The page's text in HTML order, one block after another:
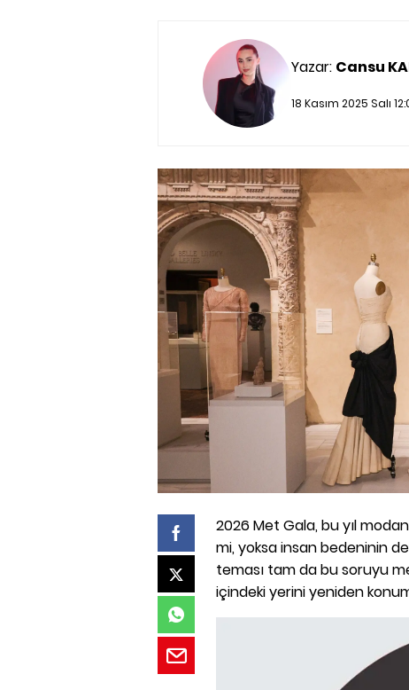
Yazar: Cansu
18 Kasım 2025 Salı
2026 Met Gala, bu yıl
mi, yoksa insan bedeninin
teması tam da bu soruyu
içindeki yerini yeniden